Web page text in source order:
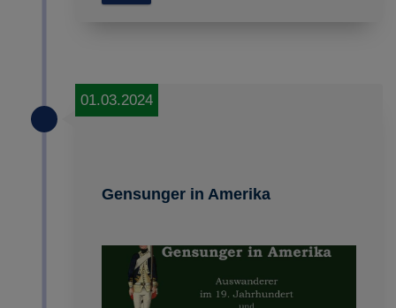
Gensunger in Amerika
01.03.2024